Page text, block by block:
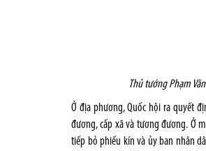
Thủ tướng Phạm
Ở địa phương, Quốc hội ra quyết
đương, cấp xã và tương đương. Ở
tiếp bỏ phiếu kín và ủy ban nhân